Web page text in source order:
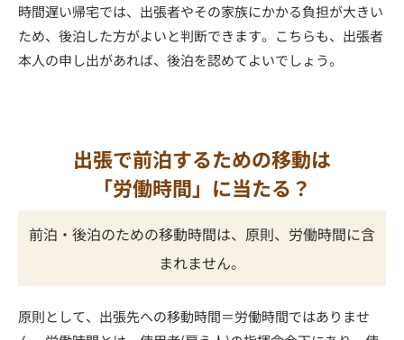
時間遅い帰宅では、出張者やその家族にかかる負担が大きい
ため、後泊した方がよいと判断できます。こちらも、出張者
本人の申し出があれば、後泊を認めてよいでしょう。
出張で前泊するための移動は
「労働時間」に当たる？
前泊・後泊のための移動時間は、原則、労働時間に含
まれません。
原則として、出張先への移動時間＝労働時間ではありませ